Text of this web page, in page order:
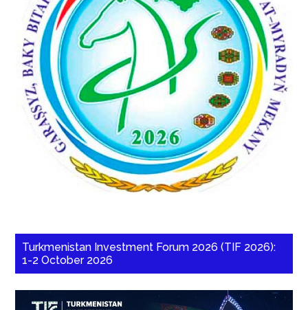
Turkmenistan Investment Forum 2026 (TIF 2026):
1-2 October 2026